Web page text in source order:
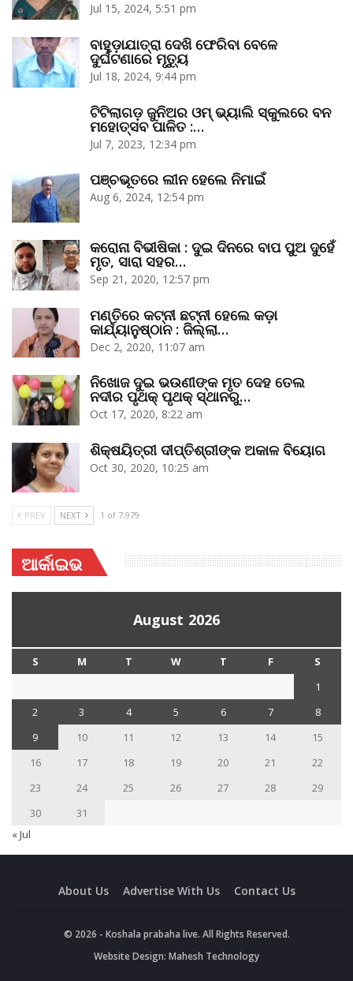
Jul 15, 2024, 5:51 pm
ବାହୁଡ଼ାଯାତ୍ରା ଦେଖି ଫେରିବା ବେଳେ
ଦୁର୍ଘଟଣାରେ ମୃତ୍ୟୁ
Jul 18, 2024, 9:44 pm
ଟିଟିଲାଗଡ଼ ଜୁନିଅର ଓମ୍‌ ଭ୍ୟାଲି ସ୍କୁଲରେ ବନ
ମହୋତ୍ସବ ପାଳିତ :…
Jul 7, 2023, 12:34 pm
ପଞ୍ଚଭୂତରେ ଲୀନ ହେଲେ ନିମାଇଁ
Aug 6, 2024, 12:54 pm
କରୋନା ବିଭୀଷିକା : ଦୁଇ ଦିନରେ ବାପ ପୁଅ ଦୁହେଁ
ମୃତ, ସାରା ସହର…
Sep 21, 2020, 12:57 pm
ମଣ୍ତିରେ କଟ୍‌ନୀ ଛଟ୍‌ନୀ ହେଲେ କଡ଼ା
କାର୍ଯ୍ୟାନୁଷ୍ଠାନ : ଜିଲ୍ଲା…
Dec 2, 2020, 11:07 am
ନିଖୋଜ ଦୁଇ ଭଉଣୀଙ୍କ ମୃତ ଦେହ ତେଲ
ନଦୀର ପୃଥକ୍‌ ପୃଥକ୍‌ ସ୍ଥାନରୁ…
Oct 17, 2020, 8:22 am
ଶିକ୍ଷୟିତ୍ରୀ ଦୀପ୍ତିଶ୍ରୀଙ୍କ ଅକାଳ ବିୟୋଗ
Oct 30, 2020, 10:25 am
PREV NEXT 1 of 7,979
ଆର୍କାଇଭ
August 2026
S M T W T F
S
1
2
3 4 5 6 7
8
9
10 11 12 13 14
15
16
17 18 19 20 21
22
23
24 25 26 27 28
29
30
31
« Jul
About Us Advertise With Us Contact Us
© 2026 - Koshala prabaha live. All Rights Reserved.
Website Design: Mahesh Technology